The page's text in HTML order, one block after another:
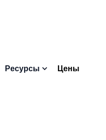
Ресурсы Цены